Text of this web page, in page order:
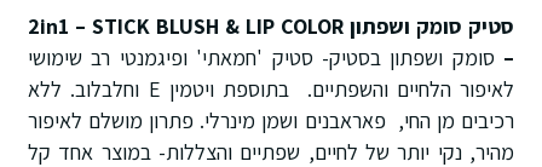
סטיק סומק ושפתון 2
in1 – STICK BLUSH & LIP COLOR
– סומק ושפתון בסטיק- סטיק 'חמאתי' ופיגמנטי רב שימושי
לאיפור הלחיים והשפתיים. בתוספת ויטמין E וחלבלוב. ללא
רכיבים מן החי, פאראבנים ושמן מינרלי. פתרון מושלם לאיפור
מהיר, נקי יותר של לחיים, שפתיים והצללות- במוצר אחד קל